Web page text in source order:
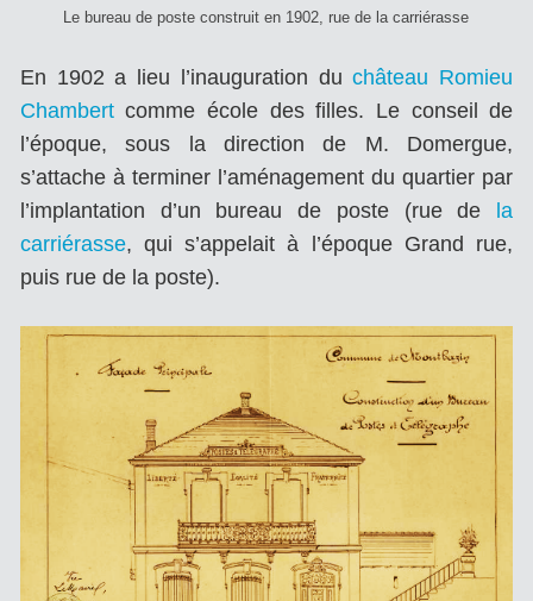
Le bureau de poste construit en 1902, rue de la carriérasse
En 1902 a lieu l’inauguration duchâteau Romieu
Chambertcomme école des filles. Le conseil de
l’époque, sous la direction de M. Domergue,
s’attache à terminer l’aménagement du quartier par
l’implantation d’un bureau de poste (rue de
la
carriérasse, qui s’appelait à l’époque Grand rue,
puis rue de la poste).